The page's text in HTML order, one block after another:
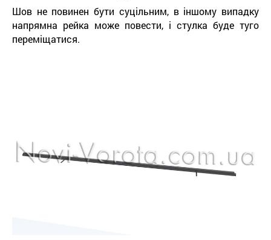
Шов не повинен бути суцільним, в іншому випадку
напрямна рейка може повести, і стулка буде туго
переміщатися.